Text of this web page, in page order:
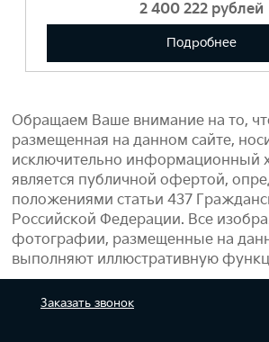
2 400 222
Подробнее
Обращаем Ваше внимание на то,
размещенная на данном сайте,
исключительно информационный
является публичной офертой,
положениями статьи 437
Российской Федерации. Все
фотографии, размещенные на
выполняют иллюстративную
Заказать звонок